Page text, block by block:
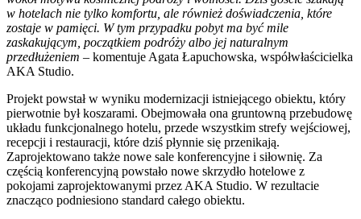
w hotelach nie tylko komfortu, ale również doświadczenia, które
zostaje w pamięci. W tym przypadku pobyt ma być mile
zaskakującym, początkiem podróży albo jej naturalnym
przedłużeniem – komentuje Agata Łapuchowska, współwłaścicielka
AKA Studio.
Projekt powstał w wyniku modernizacji istniejącego obiektu, który
pierwotnie był koszarami. Obejmowała ona gruntowną przebudowę
układu funkcjonalnego hotelu, przede wszystkim strefy wejściowej,
recepcji i restauracji, które dziś płynnie się przenikają.
Zaprojektowano także nowe sale konferencyjne i siłownię. Za
częścią konferencyjną powstało nowe skrzydło hotelowe z
pokojami zaprojektowanymi przez AKA Studio. W rezultacie
znacząco podniesiono standard całego obiektu.